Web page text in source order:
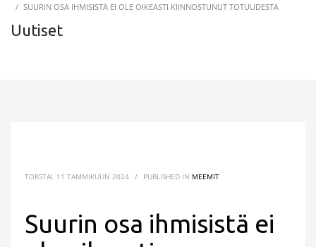
SUURIN OSA IHMISISTÄ EI OLE OIKEASTI KIINNOSTUNUT TOTUUDESTA
Uutiset
TORSTAI, 11 TAMMIKUUN 2024 / PUBLISHED IN MEEMIT
Suurin osa ihmisistä ei